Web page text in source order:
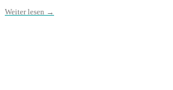
Weiter lesen →